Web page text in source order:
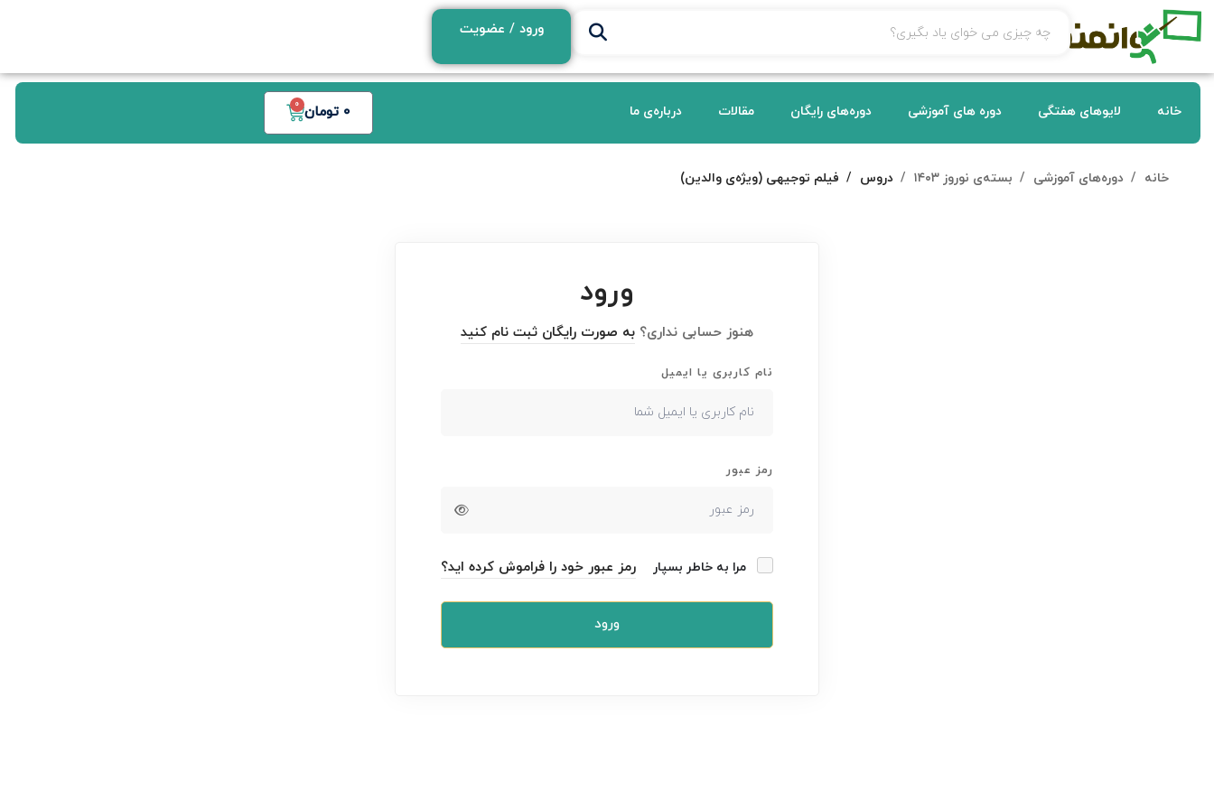
ورود / عضویت
خانه لایوهای هفتگی دوره های آموزشی دوره‌های رایگان مقالات درباره‌ی ما 0 تومان 0
خانه دوره‌های آموزشی بسته‌ی نوروز ۱۴۰۳ دروس فیلم توجیهی (ويژه‌ی والدین)
ورود
هنوز حسابی نداری؟ به صورت رایگان ثبت نام کنید
نام کاربری یا ایمیل
رمز عبور
مرا به خاطر بسپار رمز عبور خود را فراموش کرده اید؟
ورود